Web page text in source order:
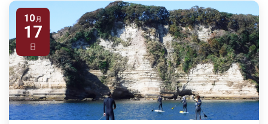
10
17
日